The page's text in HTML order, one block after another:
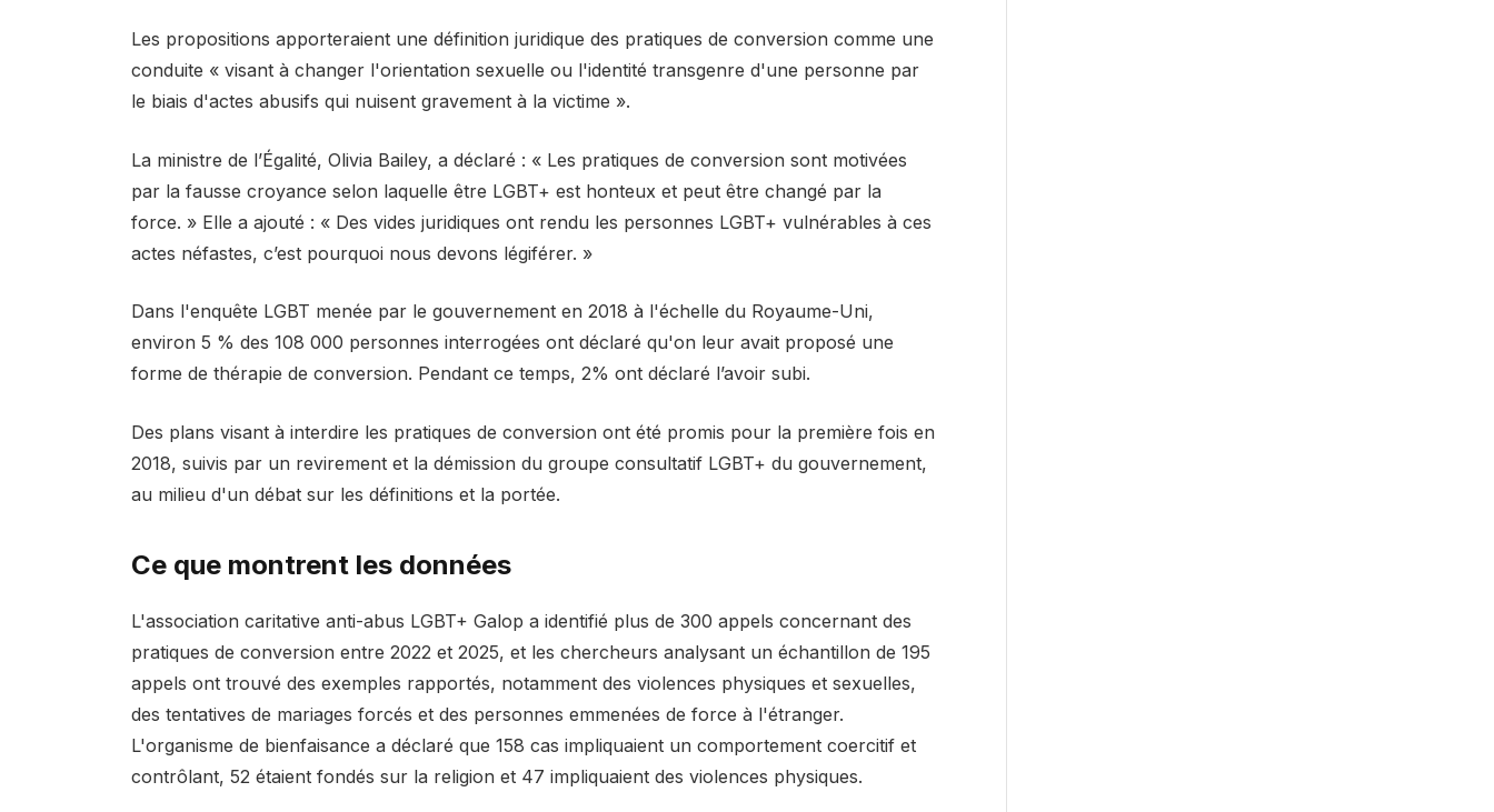
Les propositions apporteraient une définition juridique des pratiques de conversion comme une
conduite « visant à changer l'orientation sexuelle ou l'identité transgenre d'une personne par
le biais d'actes abusifs qui nuisent gravement à la victime ».
La ministre de l’Égalité, Olivia Bailey, a déclaré : « Les pratiques de conversion sont motivées
par la fausse croyance selon laquelle être LGBT+ est honteux et peut être changé par la
force. » Elle a ajouté : « Des vides juridiques ont rendu les personnes LGBT+ vulnérables à ces
actes néfastes, c’est pourquoi nous devons légiférer. »
Dans l'enquête LGBT menée par le gouvernement en 2018 à l'échelle du Royaume-Uni,
environ 5 % des 108 000 personnes interrogées ont déclaré qu'on leur avait proposé une
forme de thérapie de conversion. Pendant ce temps, 2% ont déclaré l’avoir subi.
Des plans visant à interdire les pratiques de conversion ont été promis pour la première fois en
2018, suivis par un revirement et la démission du groupe consultatif LGBT+ du gouvernement,
au milieu d'un débat sur les définitions et la portée.
Ce que montrent les données
L'association caritative anti-abus LGBT+ Galop a identifié plus de 300 appels concernant des
pratiques de conversion entre 2022 et 2025, et les chercheurs analysant un échantillon de 195
appels ont trouvé des exemples rapportés, notamment des violences physiques et sexuelles,
des tentatives de mariages forcés et des personnes emmenées de force à l'étranger.
L'organisme de bienfaisance a déclaré que 158 cas impliquaient un comportement coercitif et
contrôlant, 52 étaient fondés sur la religion et 47 impliquaient des violences physiques.